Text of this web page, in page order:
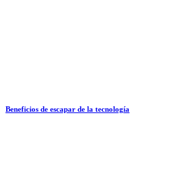
Beneficios de escapar de la tecnología